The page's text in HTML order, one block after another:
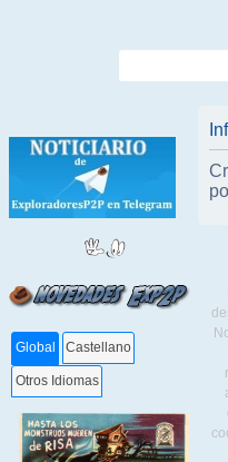
Global Castellano
Otros Idiomas